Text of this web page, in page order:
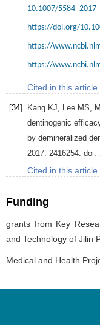
10.1007/
https://doi.org/
https://
https://
Cited in this article
[34] Kang KJ Lee MS
dentinogenic
by demineralized
2017: 2416254 . doi:
Cited in this article
Funding
grants from Key
and Technology of Jilin
Medical and Health